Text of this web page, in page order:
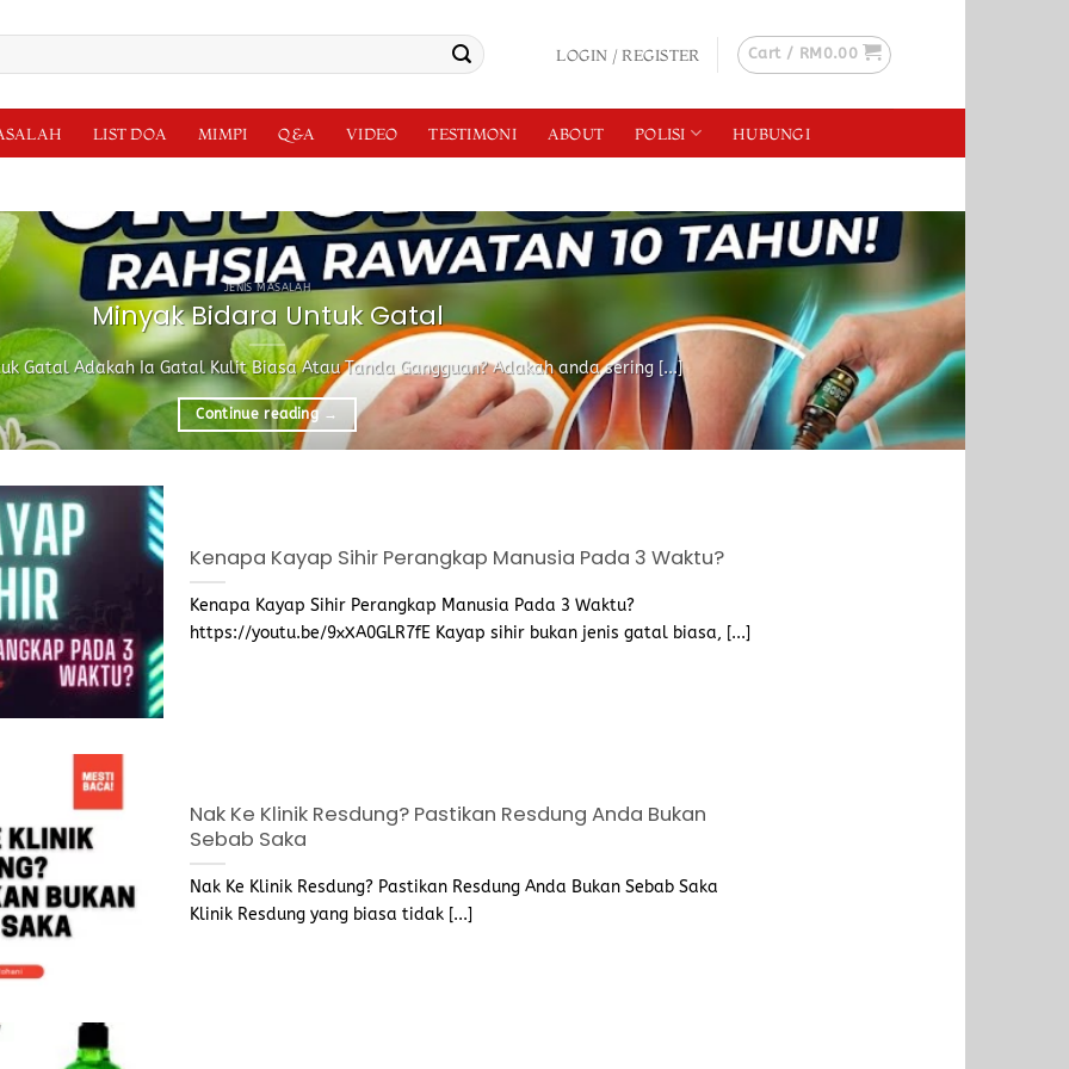
LOGIN / REGISTER Cart / RM 0.00
LIST DOA MIMPI Q&A VIDEO TESTIMONI ABOUT POLISI HUBUNGI
JENIS MASALAH
Minyak Bidara Untuk Gatal
Gatal Adakah Ia Gatal Kulit Biasa Atau Tanda Gangguan? Adakah anda sering [...]
Continue reading →
Kenapa Kayap Sihir Perangkap Manusia Pada 3 Waktu?
Kenapa Kayap Sihir Perangkap Manusia Pada 3 Waktu?
https://youtu.be/9xXA0GLR7fE Kayap sihir bukan jenis gatal biasa, [...]
Nak Ke Klinik Resdung? Pastikan Resdung Anda Bukan
Sebab Saka
Nak Ke Klinik Resdung? Pastikan Resdung Anda Bukan Sebab Saka
Klinik Resdung yang biasa tidak [...]